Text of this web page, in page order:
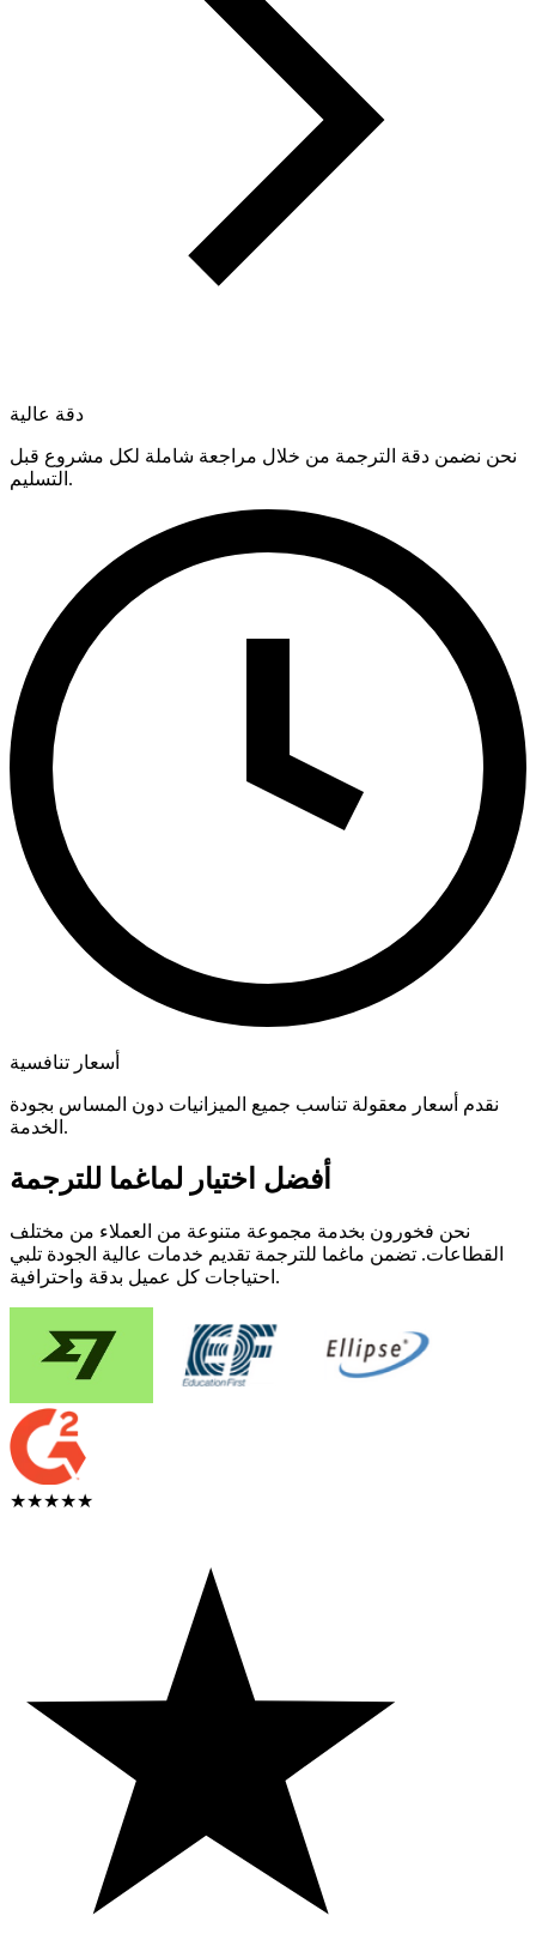
دقة عالية
نحن نضمن دقة الترجمة من خلال مراجعة شاملة لكل مشروع قبل
التسليم.
أسعار تنافسية
نقدم أسعار معقولة تناسب جميع الميزانيات دون المساس بجودة
الخدمة.
أفضل اختيار لماغما للترجمة
نحن فخورون بخدمة مجموعة متنوعة من العملاء من مختلف
القطاعات. تضمن ماغما للترجمة تقديم خدمات عالية الجودة تلبي
احتياجات كل عميل بدقة واحترافية.
★★★★★